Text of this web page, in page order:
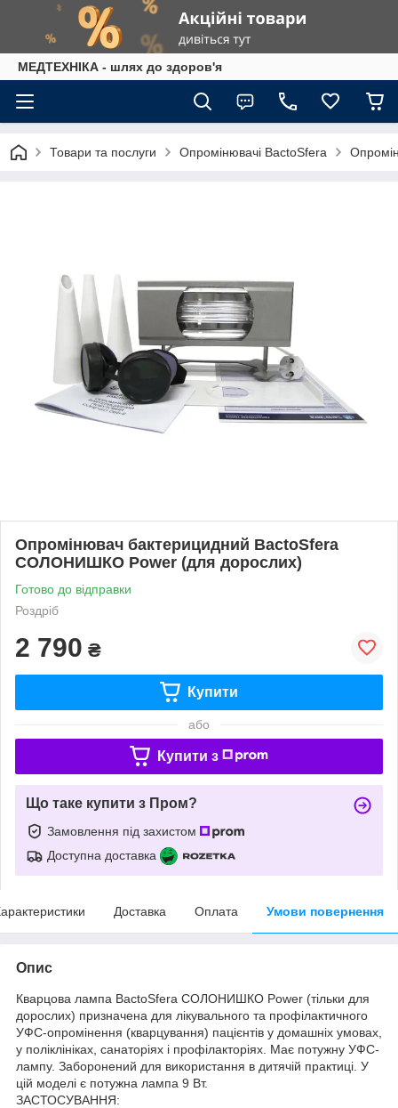
МЕДТЕХНІКА - шлях до здоров'я
Товари та послуги Опромінювачі BactoSfera
Опромінювач бактерицидний BactoSfera
СОЛОНИШКО Power (для дорослих)
Готово до відправки
Роздріб
2 790 ₴
Купити
або
Купити з
Що таке купити з Пром?
Замовлення під захистом
Доступна доставка
Доставка Оплата Умови повернення
Опис
Кварцова лампа BactoSfera СОЛОНИШКО Power (тільки для
дорослих) призначена для лікувального та профілактичного
УФС-опромінення (кварцування) пацієнтів у домашніх умовах,
у поліклініках, санаторіях і профілакторіях. Має потужну УФС-
лампу. Заборонений для використання в дитячій практиці. У
цій моделі є потужна лампа 9 Вт.
ЗАСТОСУВАННЯ: